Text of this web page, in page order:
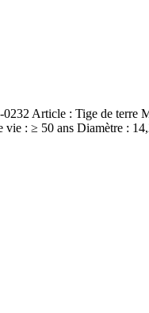
Article : Tige de terre
: ≥ 50 ans Diamètre :